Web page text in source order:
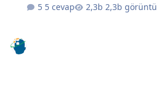
5 cevap
2,3b görüntü